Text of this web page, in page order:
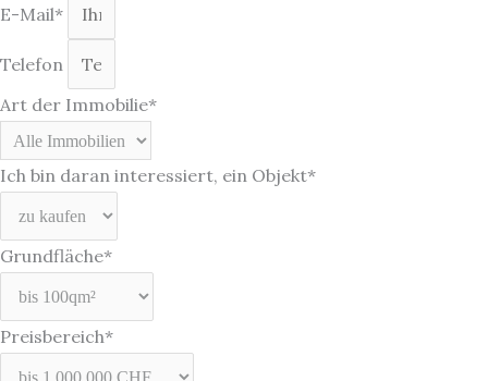
E-Mail*
Telefon
Art der Immobilie*
Ich bin daran interessiert, ein Objekt*
Grundfläche*
Preisbereich*